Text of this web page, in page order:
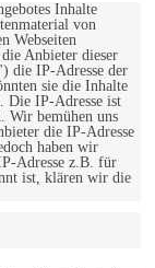
Inhalte
von
Webseiten
Anbieter dieser
die IP-Adresse der
sie die Inhalte
Die IP-Adresse ist
Wir bemühen uns
die IP-Adresse
haben wir
Adresse z.B. für
ist, klären wir die